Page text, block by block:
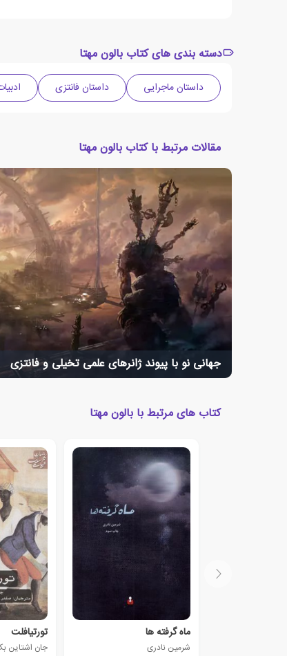
دسته بندی های کتاب بالون مهتا
داستان ماجرایی داستان فانتزی
مقالات مرتبط با کتاب بالون مهتا
جهانی نو با پیوند ژانرهای علمی تخیلی و فانتزی
کتاب های مرتبط با بالون مهتا
ماه گرفته ها
شرمین نادری
تورتیافلت
جان اشتاین